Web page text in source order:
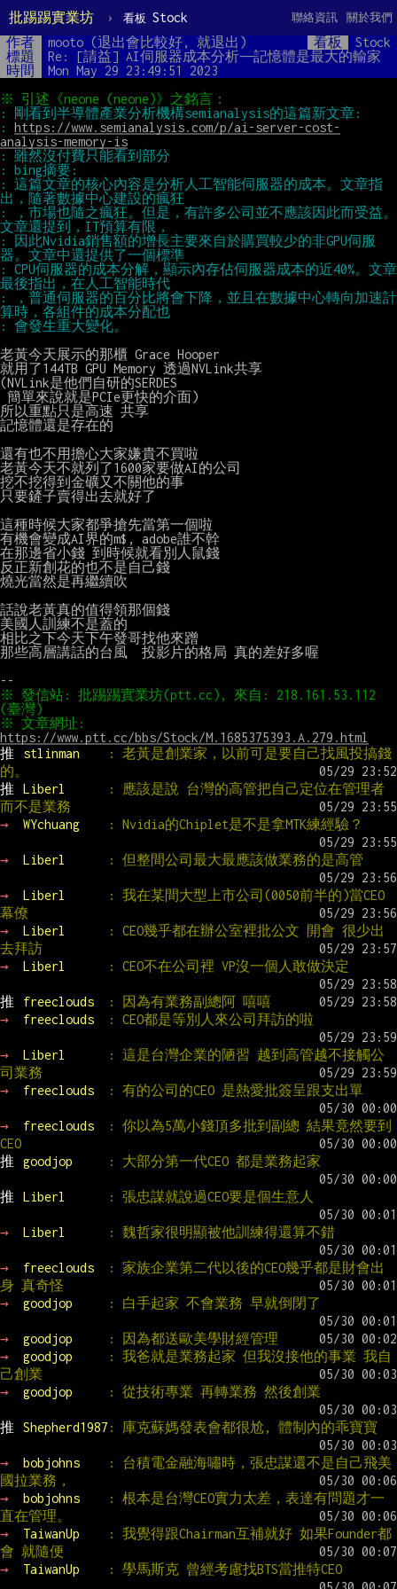
批踢踢實業坊 › 看板 Stock 關於我們
聯絡資訊
作者 mooto (退出會比較好, 就退出) 看板
Stock
標題
Re: [請益] AI伺服器成本分析——記憶體是最大的輸家
時間
Mon May 29 23:49:51 2023
: https://www.semianalysis.com/p/ai-server-cost-
analysis-memory-is
: 這篇文章的核心內容是分析人工智能伺服器的成本。文章指
: ，市場也隨之瘋狂。但是，有許多公司並不應該因此而受益。
: 因此Nvidia銷售額的增長主要來自於購買較少的非GPU伺服
: CPU伺服器的成本分解，顯示內存佔伺服器成本的近40%。文章
: ，普通伺服器的百分比將會下降，並且在數據中心轉向加速計
老黃今天展示的那櫃 Grace Hooper
就用了144TB GPU Memory 透過NVLink共享
(NVLink是他們自研的SERDES
所以重點只是高速 共享
記憶體還是存在的
還有也不用擔心大家嫌貴不買啦
老黃今天不就列了1600家要做AI的公司
挖不挖得到金礦又不關他的事
只要鏟子賣得出去就好了
這種時候大家都爭搶先當第一個啦
有機會變成AI界的m$, adobe誰不幹
在那邊省小錢 到時候就看別人鼠錢
反正新創花的也不是自己錢
燒光當然是再繼續吹
話說老黃真的值得領那個錢
美國人訓練不是蓋的
相比之下今天下午發哥找他來蹭
那些高層講話的台風  投影片的格局 真的差好多喔
※ 發信站: 批踢踢實業坊(ptt.cc), 來自: 218.161.53.112
https://www.ptt.cc/bbs/Stock/M.1685375393.A.279.html
推
stlinman
: 老黃是創業家，以前可是要自己找風投搞錢
的。
推
Liberl
: 應該是說 台灣的高管把自己定位在管理者
而不是業務
→
WYchuang : Nvidia的Chiplet是不是拿MTK練經驗？
→ Liberl : 但整間公司最大最應該做業務的是高管
→ Liberl
: 我在某間大型上市公司(0050前半的)當CEO
幕僚
→
Liberl
: CEO幾乎都在辦公室裡批公文 開會 很少出
去拜訪
→
Liberl : CEO不在公司裡 VP沒一個人敢做決定
推 freeclouds
: 因為有業務副總阿 嘻嘻
→
freeclouds : CEO都是等別人來公司拜訪的啦
→ Liberl
: 這是台灣企業的陋習 越到高管越不接觸公
司業務
→
freeclouds : 有的公司的CEO 是熱愛批簽呈跟支出單
→ freeclouds
: 你以為5萬小錢頂多批到副總 結果竟然要到
CEO
推
goodjop : 大部分第一代CEO 都是業務起家
推 Liberl : 張忠謀就說過CEO要是個生意人
→ Liberl : 魏哲家很明顯被他訓練得還算不錯
→ freeclouds
: 家族企業第二代以後的CEO幾乎都是財會出
身 真奇怪
→
goodjop : 白手起家 不會業務 早就倒閉了
→ goodjop
: 因為都送歐美學財經管理
→
goodjop
: 我爸就是業務起家 但我沒接他的事業 我自
己創業
→
goodjop : 從技術專業 再轉業務 然後創業
推 Shepherd1987 : 庫克蘇媽發表會都很尬, 體制內的乖寶寶
→ bobjohns
: 台積電金融海嘯時，張忠謀還不是自己飛美
國拉業務，
→
bobjohns
: 根本是台灣CEO實力太差，表達有問題才一
直在管理。
→
TaiwanUp
: 我覺得跟Chairman互補就好 如果Founder都
會 就隨便
→
TaiwanUp : 學馬斯克 曾經考慮找BTS當推特CEO